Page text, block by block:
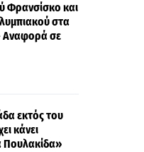
Φρανσίσκο και
στα
Αναφορά σε
εκτός του
κάνει
Πουλακίδα»